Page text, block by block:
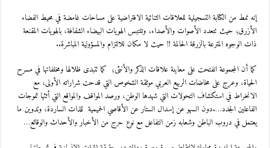
إنه نمط من الكتابة التسجيلية للعلاقات الثنائية الافتراضية على مساحات غامضة في محيط الفضاء
الأزرق؛ حيث تتعدد الأصوات والأصداء، وتلتبس الهويات البيضاء الشفافة، بالهويات المقنعة
ذات الوجوه المترعة بالزرقة الحالمة !! حيث لا مكان للالتزام والمسؤولية المباشرة..
كما أن المجموعة انفتحت على معاينة علاقات الذكر والأنثى؛ كما تتبدى ظلالها ومخلفاتها في مسرح
الحياة، وعرج على مخاضات الربيع العربي موثقة الشخوص التي قدحت شراراته الأولى، مع
الانخراط في استكشاف التحولات التي شهدها الوطن، ورصد المواقف والمواقع التي أثثها تموجات
الفاعلين الجدد….دون السهو عن إسدال الستار عن الأقاصي الحميمية للذات الساردة، وتدوين ما
يعتمل في دروب الباطن وشعابه زمن التفاعل مع نوع حرج من الأخبار والأحداث والوقائع…